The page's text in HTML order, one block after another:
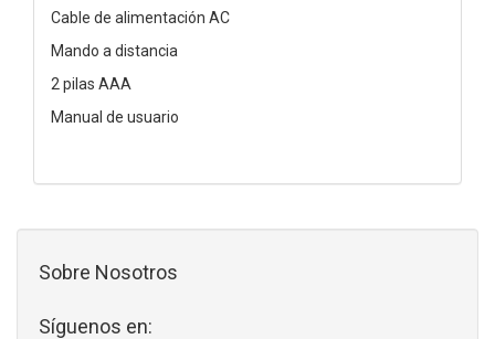
Cable de alimentación AC
Mando a distancia
2 pilas AAA
Manual de usuario
Sobre Nosotros
Síguenos en: